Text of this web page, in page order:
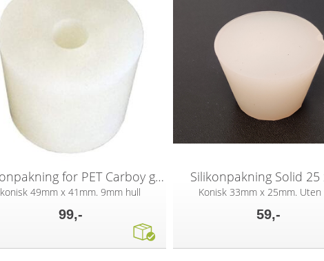
Silikonpakning for PET Carboy gjærlås
konisk 49mm x 41mm. 9mm hull
99,-
Silikonpakning Solid 25
Konisk 33mm x 25mm. Uten
59,-